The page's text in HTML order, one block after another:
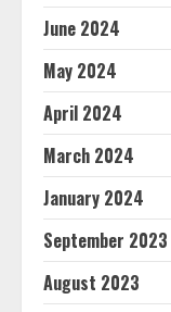
June 2024
May 2024
April 2024
March 2024
January 2024
September 2023
August 2023